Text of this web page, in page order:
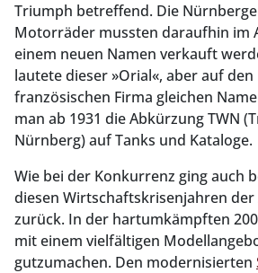
Triumph betreffend. Die
Motorräder mussten daraufhin im
einem neuen Namen verkauft
lautete dieser »Orial«, aber auf
französischen Firma gleichen
man ab 1931 die Abkürzung TWN
Nürnberg) auf Tanks und Kataloge.
Wie bei der Konkurrenz ging auch
diesen Wirtschaftskrisenjahren der
zurück. In der hartumkämpften
mit einem vielfältigen
gutzumachen. Den modernisierten